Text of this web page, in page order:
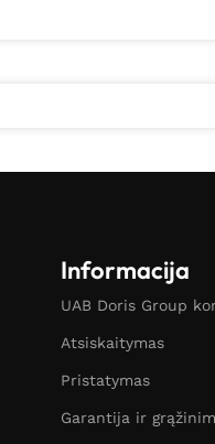
Informacija
UAB Doris Group
Atsiskaitymas
Pristatymas
Garantija ir